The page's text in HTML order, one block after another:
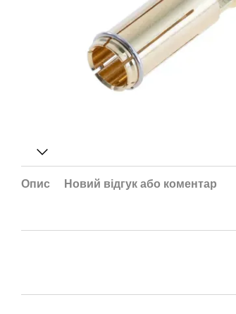
Опис Новий відгук або коментар